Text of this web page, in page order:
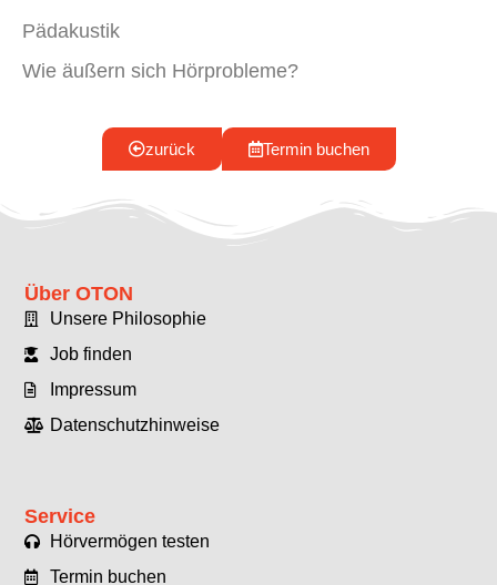
Pädakustik
Wie äußern sich Hörprobleme?
zurück Termin buchen
Über OTON
Unsere Philosophie
Job finden
Impressum
Datenschutzhinweise
Service
Hörvermögen testen
Termin buchen